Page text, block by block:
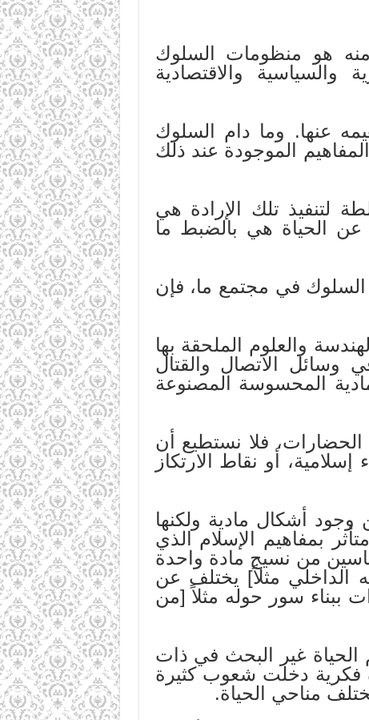
هو منظومات السلوك
والاقتصادية
عنها. وما دام السلوك
الموجودة عند ذلك
لتنفيذ تلك الإرادة هي
الحياة هي بالضبط ما
السلوك في مجتمع ما، فإن
والعلوم الملحقة بها
وسائل الاتصال والقتال
المحسوسة المصنوعة
الحضارات، فلا نستطيع أن
أو نقاط الارتكاز
أشكال مادية ولكنها
بمفاهيم الإسلام الذي
من نسيج مادة واحدة
الداخلي مثلاً] يختلف عن
ببناء سور حوله مثلاً [من
الحياة غير البحث في ذات
فكرية دخلت شعوب كثيرة
مناحي الحياة.